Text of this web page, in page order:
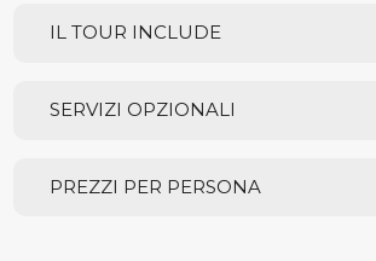
IL TOUR INCLUDE
SERVIZI OPZIONALI
PREZZI PER PERSONA